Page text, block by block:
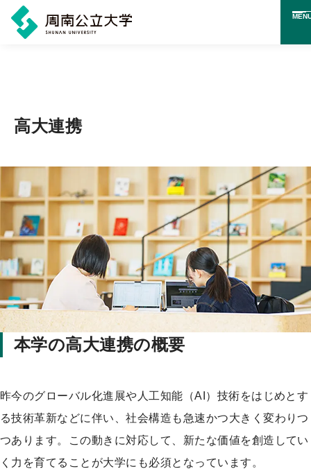
テ
に
キ
ッ
プ
高大連携
本学の高大連携の概要
昨今のグローバル化進展や人工知能（AI）技術をはじめとす
る技術革新などに伴い、社会構造も急速かつ大きく変わりつ
つあります。この動きに対応して、新たな価値を創造してい
く力を育てることが大学にも必須となっています。